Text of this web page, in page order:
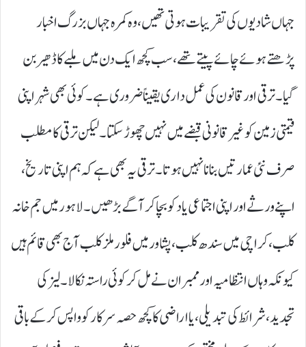
جہاں شادیوں کی تقریبات ہوتی تھیں، وہ کمرہ جہاں بزرگ اخبار
پڑھتے ہوئے چائے پیتے تھے، سب کچھ ایک دن میں ملبے کا ڈھیر بن
گیا۔ ترقی اور قانون کی عمل داری یقیناً ضروری ہے۔ کوئی بھی شہر اپنی
قیمتی زمین کو غیر قانونی قبضے میں نہیں چھوڑ سکتا۔ لیکن ترقی کا مطلب
صرف نئی عمارتیں بنانا نہیں ہوتا۔ ترقی یہ بھی ہے کہ ہم اپنی تاریخ،
اپنے ورثے اور اپنی اجتماعی یاد کو بچا کر آگے بڑھیں۔ لاہور میں جم خانہ
کلب، کراچی میں سندھ کلب، پشاور میں فلور ملز کلب آج بھی قائم ہیں
کیونکہ وہاں انتظامیہ اور ممبران نے مل کر کوئی راستہ نکالا۔ لیز کی
تجدید، شرائط کی تبدیلی، یا اراضی کا کچھ حصہ سرکار کو واپس کر کے باقی